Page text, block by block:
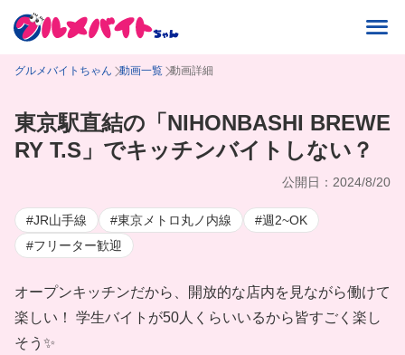
グルメバイトちゃん 動画一覧 動画詳細
東京駅直結の「NIHONBASHI BREWE
RY T.S」でキッチンバイトしない？
公開日：2024/8/20
#JR山手線 #東京メトロ丸ノ内線
#週2~OK
#フリーター歓迎
オープンキッチンだから、開放的な店内を見ながら働けて
楽しい！ 学生バイトが50人くらいいるから皆すごく楽し
そう✨